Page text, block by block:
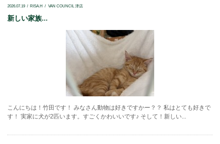
2026.07.19 RISA.H VAN COUNCIL 津店
新しい家族...
こんにちは！竹田です！ みなさん動物は好きですかー？？ 私はとても好きで
す！ 実家に犬が2匹います。すごくかわいいです♪ そして！新しい...